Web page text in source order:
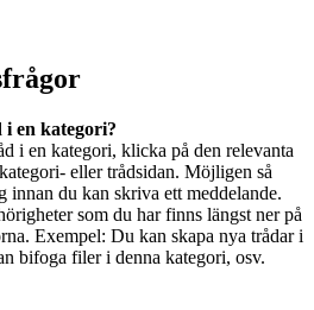
en kategori?
i en kategori, klicka på den relevanta
eller trådsidan. Möjligen så
innan du kan skriva ett meddelande.
som du har finns längst ner på
Exempel: Du kan skapa nya trådar i
bifoga filer i denna kategori, osv.